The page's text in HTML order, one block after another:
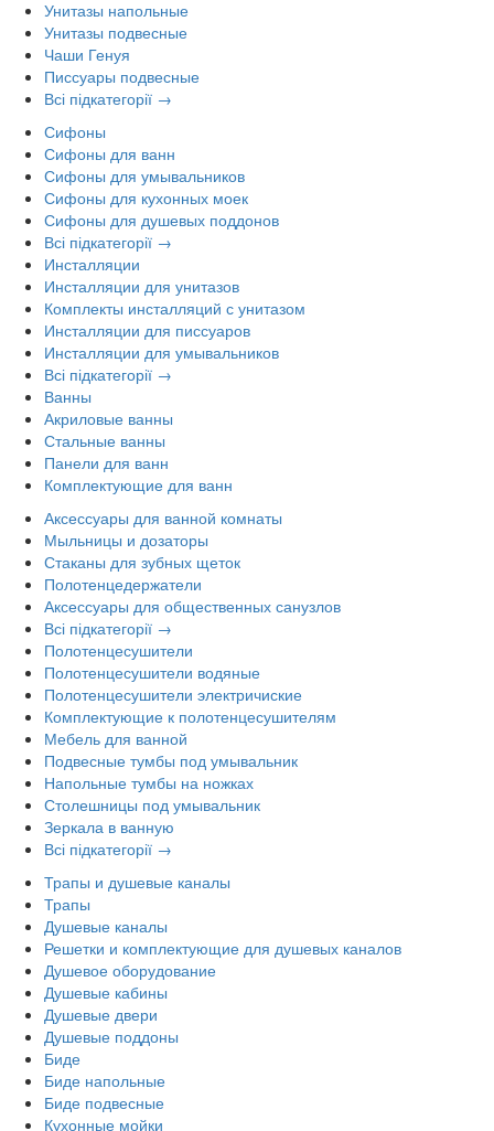
Унитазы напольные
Унитазы подвесные
Чаши Генуя
Писсуары подвесные
Всі підкатегорії →
Сифоны
Сифоны для ванн
Сифоны для умывальников
Сифоны для кухонных моек
Сифоны для душевых поддонов
Всі підкатегорії →
Инсталляции
Инсталляции для унитазов
Комплекты инсталляций с унитазом
Инсталляции для писсуаров
Инсталляции для умывальников
Всі підкатегорії →
Ванны
Акриловые ванны
Стальные ванны
Панели для ванн
Комплектующие для ванн
Аксессуары для ванной комнаты
Мыльницы и дозаторы
Стаканы для зубных щеток
Полотенцедержатели
Аксессуары для общественных санузлов
Всі підкатегорії →
Полотенцесушители
Полотенцесушители водяные
Полотенцесушители электричиские
Комплектующие к полотенцесушителям
Мебель для ванной
Подвесные тумбы под умывальник
Напольные тумбы на ножках
Столешницы под умывальник
Зеркала в ванную
Всі підкатегорії →
Трапы и душевые каналы
Трапы
Душевые каналы
Решетки и комплектующие для душевых каналов
Душевое оборудование
Душевые кабины
Душевые двери
Душевые поддоны
Биде
Биде напольные
Биде подвесные
Кухонные мойки